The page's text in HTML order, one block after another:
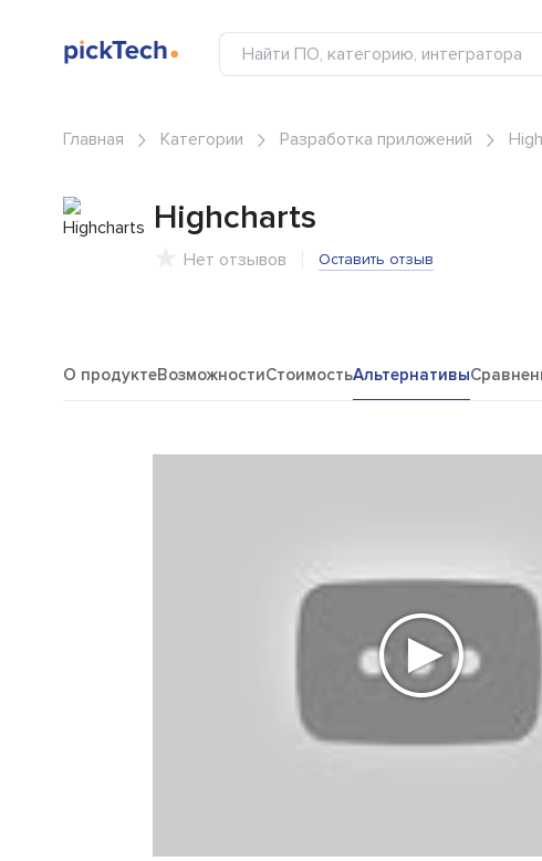
Главная Категории Разработка приложений
Highcharts
Нет отзывов Оставить отзыв
О продуктеВозможностиСтоимостьАльтернативы